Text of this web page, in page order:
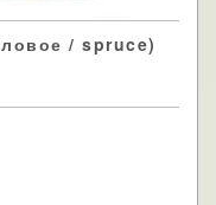
/ spruce)